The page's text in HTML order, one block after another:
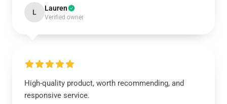
L Lauren
Verified owner
High-quality product, worth recommending, and
responsive service.